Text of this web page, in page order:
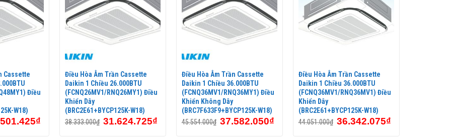
trên thế giới. Daikin nổi tiếng với dòng điều hòa công trình, trong đóđiều hòa âm trần cassettelà sản phẩm được rất
đặt cho công trình của mình.
Cassette
Điều
W18)
₫
Điều Hòa Âm Trần Cassette
Daikin 1 Chiều 26.000BTU
(FCNQ26MV1/RNQ26MY1) Điều
Khiển Dây
(BRC2E61+BYCP125K-W18)
38.333.000₫ 31.624.725₫
Điều Hòa Âm Trần Cassette
Daikin 1 Chiều 36.000BTU
(FCNQ36MV1/RNQ36MY1) Điều
Khiển Không Dây
(BRC7F633F9+BYCP125K-W18)
45.554.000₫ 37.582.050₫
Điều Hòa Âm Trần Cassette
Daikin 1 Chiều 36.000BTU
(FCNQ36MV1/RNQ36MV1) Điều
Khiển Dây
(BRC2E61+BYCP125K-W18)
44.051.000₫ 36.342.075₫